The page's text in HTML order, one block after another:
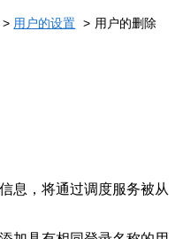
用户的设置 用户的删除
息，将通过调度服务被从